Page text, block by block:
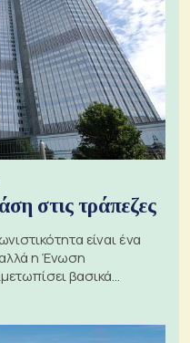
στις τράπεζες
είναι ένα
η Ένωση
βασικά